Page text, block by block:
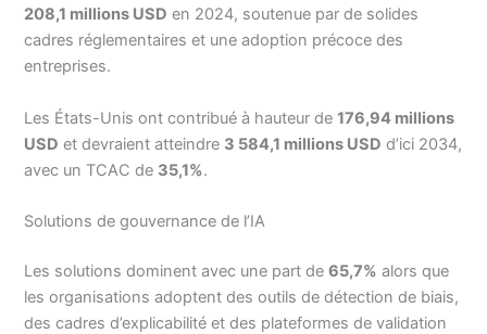
208,1 millions USD en 2024, soutenue par de solides
cadres réglementaires et une adoption précoce des
entreprises.
Les États-Unis ont contribué à hauteur de176,94 millions
USD et devraient atteindre 3 584,1 millions USD d’ici 2034,
avec un TCAC de 35,1%.
Solutions de gouvernance de l’IA
Les solutions dominent avec une part de65,7% alors que
les organisations adoptent des outils de détection de biais,
des cadres d’explicabilité et des plateformes de validation